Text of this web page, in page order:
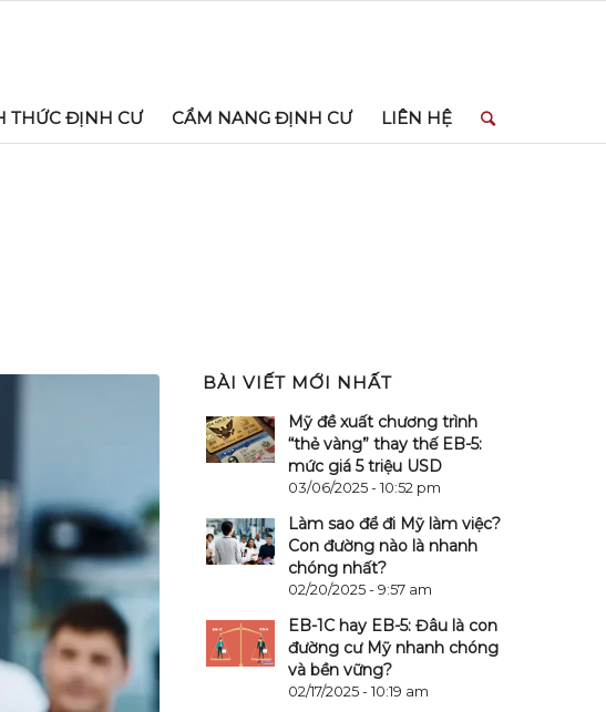
THỨC ĐỊNH CƯ CẨM NANG ĐỊNH CƯ LIÊN HỆ
BÀI VIẾT MỚI NHẤT
Mỹ đề xuất chương trình
“thẻ vàng” thay thế EB-5:
mức giá 5 triệu USD
03/06/2025 - 10:52 pm
Làm sao để đi Mỹ làm việc?
Con đường nào là nhanh
chóng nhất?
02/20/2025 - 9:57 am
EB-1C hay EB-5: Đâu là con
đường cư Mỹ nhanh chóng
và bền vững?
02/17/2025 - 10:19 am